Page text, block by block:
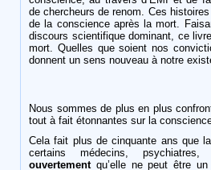
de chercheurs de renom. Ces
de la conscience après la mort.
discours scientifique dominant, ce
mort. Quelles que soient nos
donnent un sens nouveau à notre
Nous sommes de plus en plus
tout à fait étonnantes sur la
Cela fait plus de cinquante ans que
certains médecins,
ouvertementqu’elle ne peut être